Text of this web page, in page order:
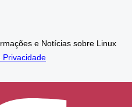
e Notícias sobre Linux
Privacidade